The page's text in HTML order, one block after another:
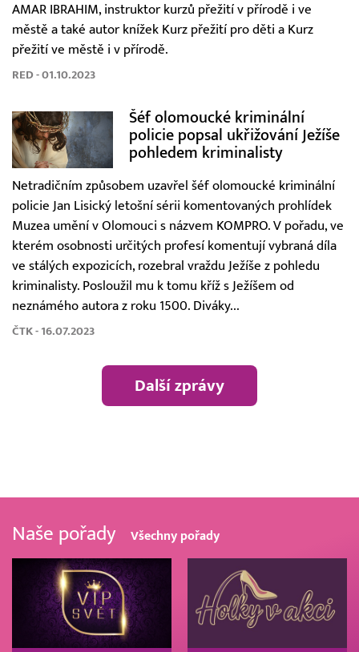
AMAR IBRAHIM, instruktor kurzů přežití v přírodě i ve
městě a také autor knížek Kurz přežití pro děti a Kurz
přežití ve městě i v přírodě.
RED - 01.10.2023
Šéf olomoucké kriminální
policie popsal ukřižování Ježíše
pohledem kriminalisty
Netradičním způsobem uzavřel šéf olomoucké kriminální
policie Jan Lisický letošní sérii komentovaných prohlídek
Muzea umění v Olomouci s názvem KOMPRO. V pořadu, ve
kterém osobnosti určitých profesí komentují vybraná díla
ve stálých expozicích, rozebral vraždu Ježíše z pohledu
kriminalisty. Posloužil mu k tomu kříž s Ježíšem od
neznámého autora z roku 1500. Diváky...
ČTK - 16.07.2023
Další zprávy
Naše pořady Všechny pořady